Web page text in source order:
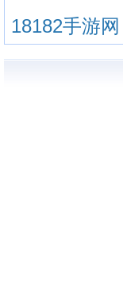
18182手游网